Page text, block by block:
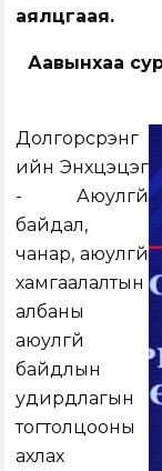
аялцгаая.
Аавынхаа
Долгорсүрэнг
ийн Энхцэцэг
- Аюулгүй
байдал,
чанар, аюулгүй
хамгаалалтын
албаны
аюулгүй
байдлын
удирдлагын
тогтолцооны
ахлах